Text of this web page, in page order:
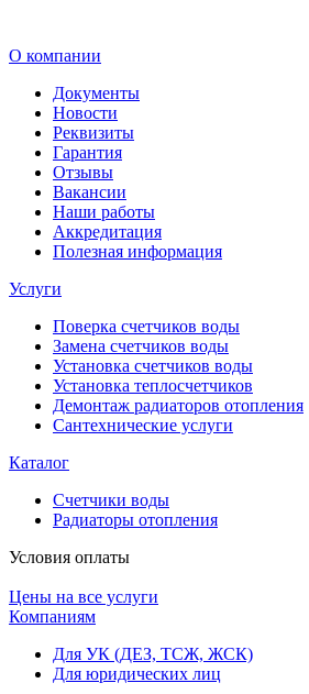
О компании
Документы
Новости
Реквизиты
Гарантия
Отзывы
Вакансии
Наши работы
Аккредитация
Полезная информация
Услуги
Поверка счетчиков воды
Замена счетчиков воды
Установка счетчиков воды
Установка теплосчетчиков
Демонтаж радиаторов отопления
Сантехнические услуги
Каталог
Счетчики воды
Радиаторы отопления
Условия оплаты
Цены на все услуги
Компаниям
Для УК (ДЕЗ, ТСЖ, ЖСК)
Для юридических лиц